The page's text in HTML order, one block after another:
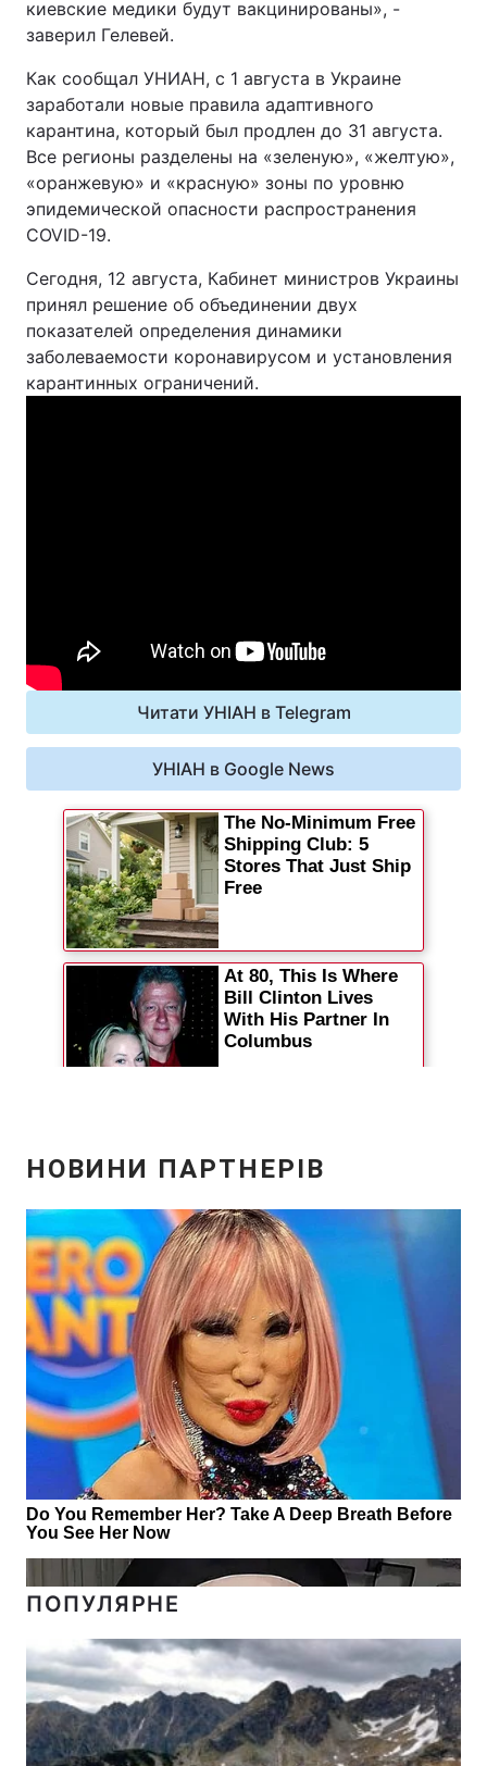
киевские медики будут вакцинированы», -
заверил Гелевей.
Как сообщал УНИАН, с 1 августа в Украине
заработали новые правила адаптивного
карантина, который был продлен до 31 августа.
Все регионы разделены на «зеленую», «желтую»,
«оранжевую» и «красную» зоны по уровню
эпидемической опасности распространения
COVID-19.
Сегодня, 12 августа, Кабинет министров Украины
принял решение об объединении двух
показателей определения динамики
заболеваемости коронавирусом и установления
карантинных ограничений.
Читати УНІАН в Telegram
УНІАН в Google News
ПОПУЛЯРНЕ